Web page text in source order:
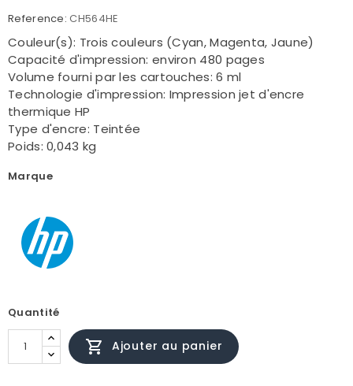
Reference: CH564HE
Couleur(s): Trois couleurs (Cyan, Magenta, Jaune)
Capacité d'impression: environ 480 pages
Volume fourni par les cartouches: 6 ml
Technologie d'impression: Impression jet d'encre
thermique HP
Type d'encre: Teintée
Poids: 0,043 kg
Marque
Quantité
 Ajouter au panier